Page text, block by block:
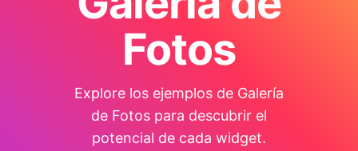
Fotos
Explore los ejemplos de Galería
de Fotos para descubrir el
potencial de cada widget.